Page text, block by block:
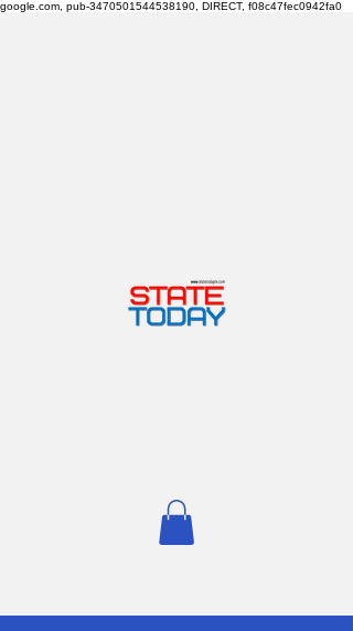
google.com, pub-3470501544538190, DIRECT, f08c47fec0942fa0